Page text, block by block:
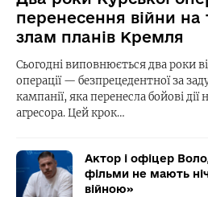
перенесення війни
злам планів Кремля
Сьогодні виповнюється два роки
операції — безпрецедентної за
кампанії, яка перенесла бойові
агресора. Цей крок…
Актор і офіцер
фільми не мають
війною»